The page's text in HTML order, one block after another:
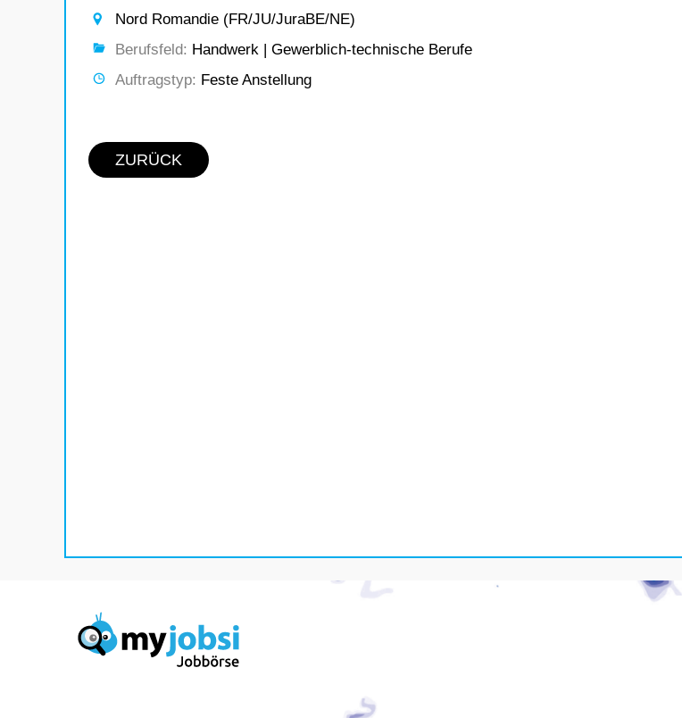
Nord Romandie (FR/JU/JuraBE/NE)
Berufsfeld: Handwerk | Gewerblich-technische Berufe
Auftragstyp: Feste Anstellung
ZURÜCK